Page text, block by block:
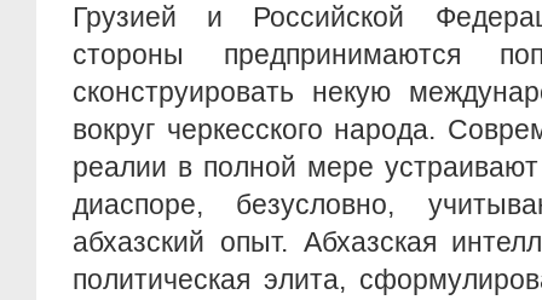
Грузией и Российской
стороны предпринимаются
сконструировать некую
вокруг черкесского народа.
реалии в полной мере
диаспоре, безусловно,
абхазский опыт. Абхазская
политическая элита,